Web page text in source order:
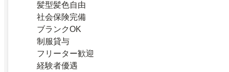
髪型髪色自由
社会保険完備
ブランクOK
制服貸与
フリーター歓迎
経験者優遇